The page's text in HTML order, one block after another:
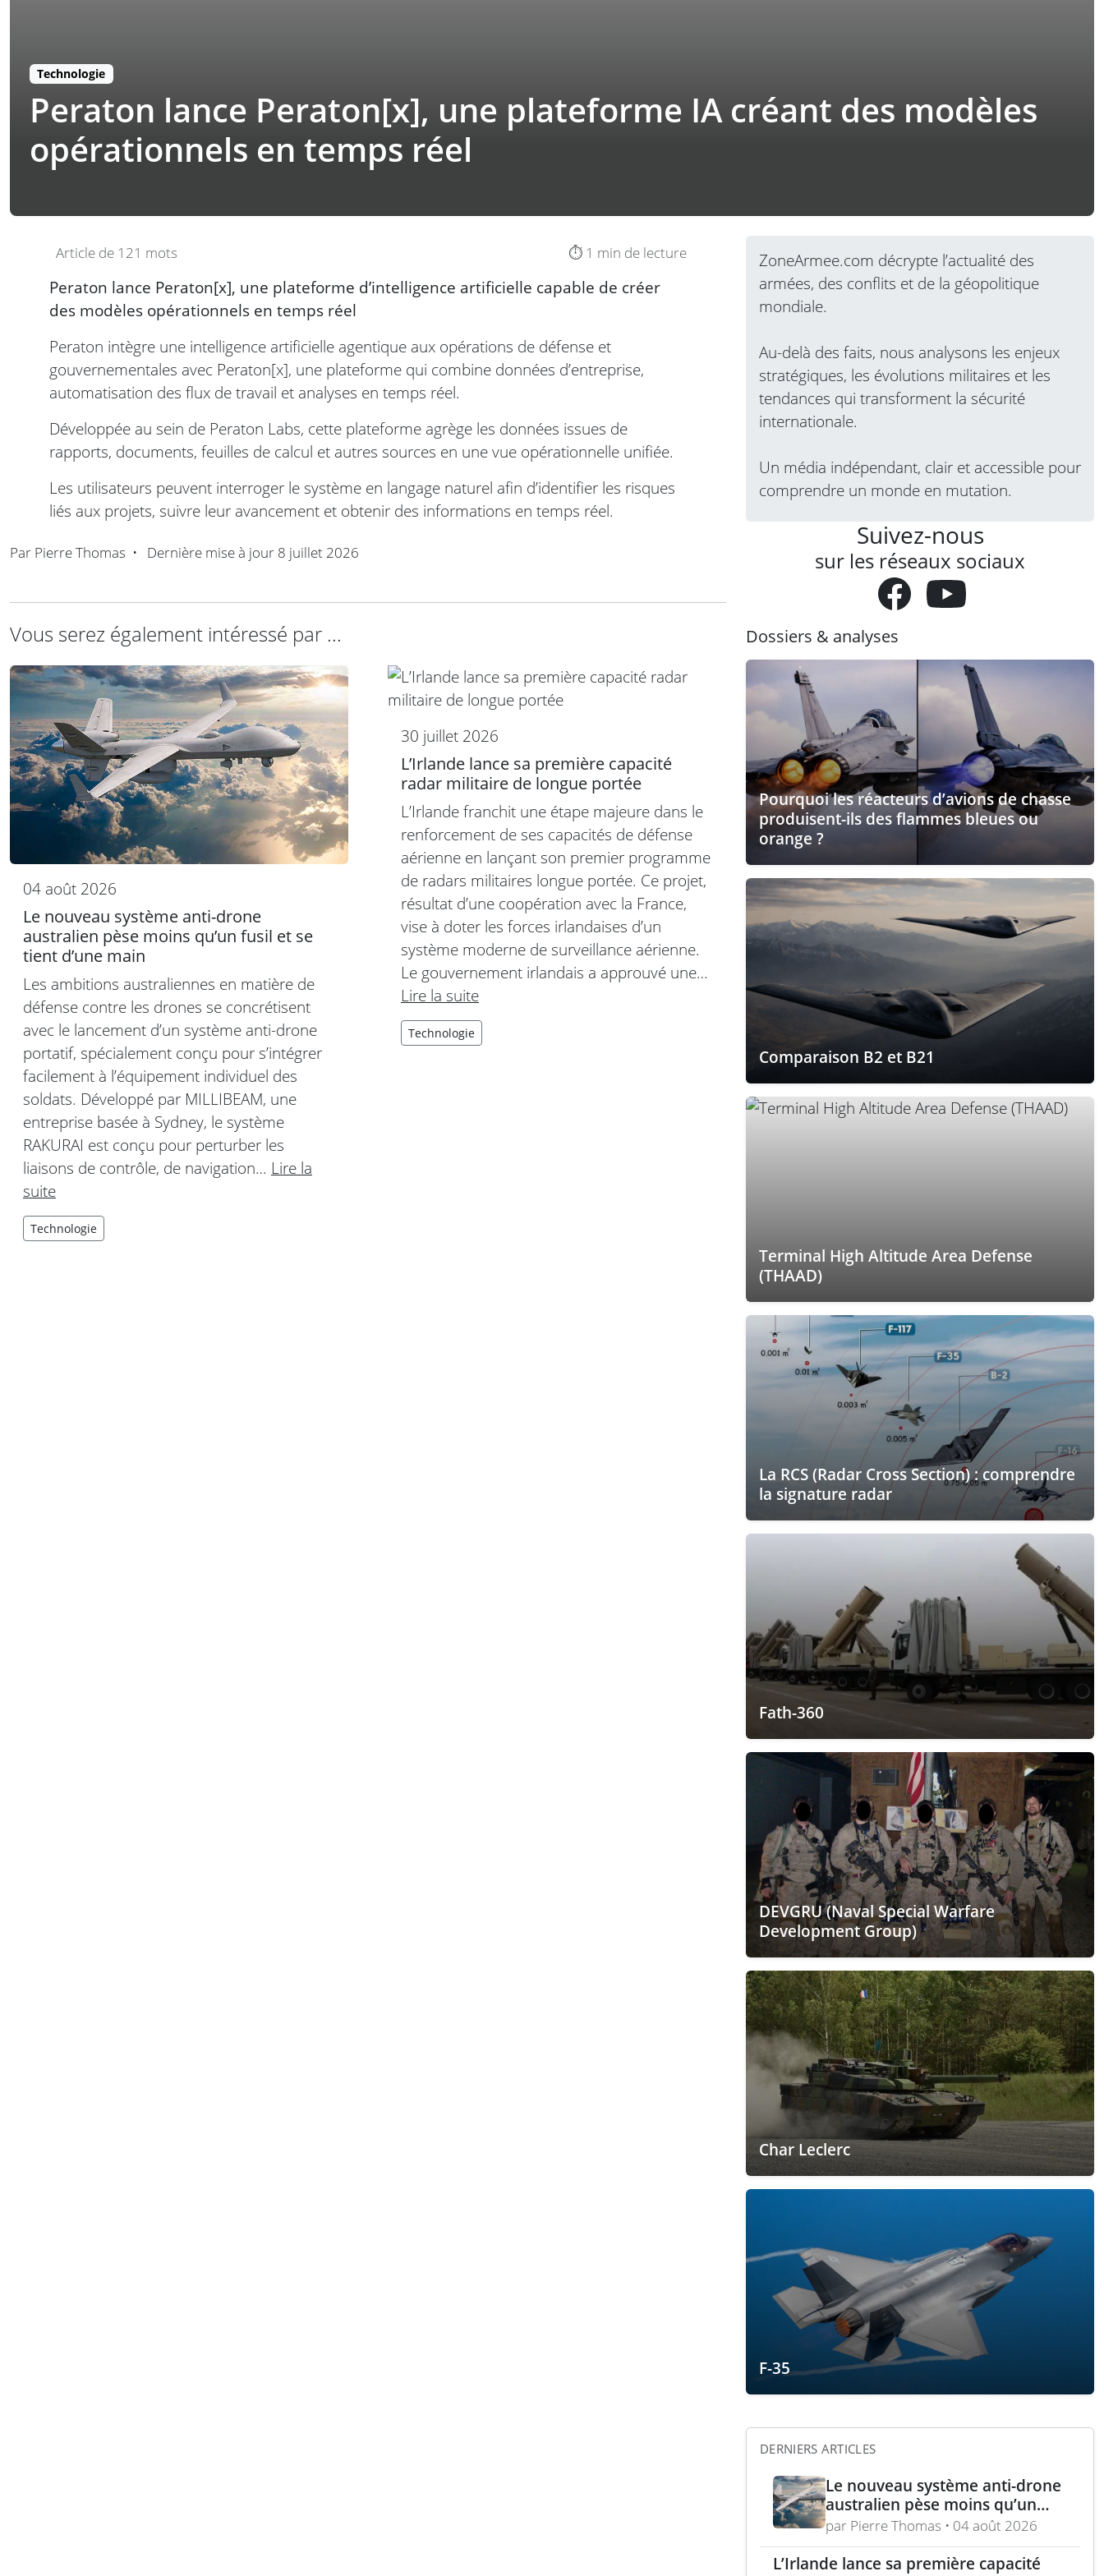
Technologie
Peraton lance Peraton[x], une plateforme IA créant des modèles
opérationnels en temps réel
Article de 121 mots ⏱️ 1 min de lecture
Peraton lance Peraton[x], une plateforme d’intelligence artificielle capable de créer
des modèles opérationnels en temps réel
Peraton intègre une intelligence artificielle agentique aux opérations de défense et
gouvernementales avec Peraton[x], une plateforme qui combine données d’entreprise,
automatisation des flux de travail et analyses en temps réel.
Développée au sein de Peraton Labs, cette plateforme agrège les données issues de
rapports, documents, feuilles de calcul et autres sources en une vue opérationnelle unifiée.
Les utilisateurs peuvent interroger le système en langage naturel afin d’identifier les risques
liés aux projets, suivre leur avancement et obtenir des informations en temps réel.
Par Pierre Thomas • Dernière mise à jour 8 juillet 2026
Vous serez également intéressé par ...
04 août 2026
Le nouveau système anti-drone
australien pèse moins qu’un fusil et se
tient d’une main
Les ambitions australiennes en matière de
défense contre les drones se concrétisent
avec le lancement d’un système anti-drone
portatif, spécialement conçu pour s’intégrer
facilement à l’équipement individuel des
soldats. Développé par MILLIBEAM, une
entreprise basée à Sydney, le système
RAKURAI est conçu pour perturber les
liaisons de contrôle, de navigation… Lire la
suite
Technologie
30 juillet 2026
L’Irlande lance sa première capacité
radar militaire de longue portée
L’Irlande franchit une étape majeure dans le
renforcement de ses capacités de défense
aérienne en lançant son premier programme
de radars militaires longue portée. Ce projet,
résultat d’une coopération avec la France,
vise à doter les forces irlandaises d’un
système moderne de surveillance aérienne.
Le gouvernement irlandais a approuvé une…
Lire la suite
Technologie
ZoneArmee.com décrypte l’actualité des
armées, des conflits et de la géopolitique
mondiale.
Au-delà des faits, nous analysons les enjeux
stratégiques, les évolutions militaires et les
tendances qui transforment la sécurité
internationale.
Un média indépendant, clair et accessible pour
comprendre un monde en mutation.
Suivez-nous
sur les réseaux sociaux
Dossiers & analyses
Pourquoi les réacteurs d’avions de chasse
produisent-ils des flammes bleues ou
orange ?
Comparaison B2 et B21
Terminal High Altitude Area Defense
(THAAD)
La RCS (Radar Cross Section) : comprendre
la signature radar
Fath-360
DEVGRU (Naval Special Warfare
Development Group)
Char Leclerc
F-35
DERNIERS ARTICLES
Le nouveau système anti-drone
australien pèse moins qu’un
fusil et se tient d’une main
par Pierre Thomas • 04 août 2026
L’Irlande lance sa première capacité